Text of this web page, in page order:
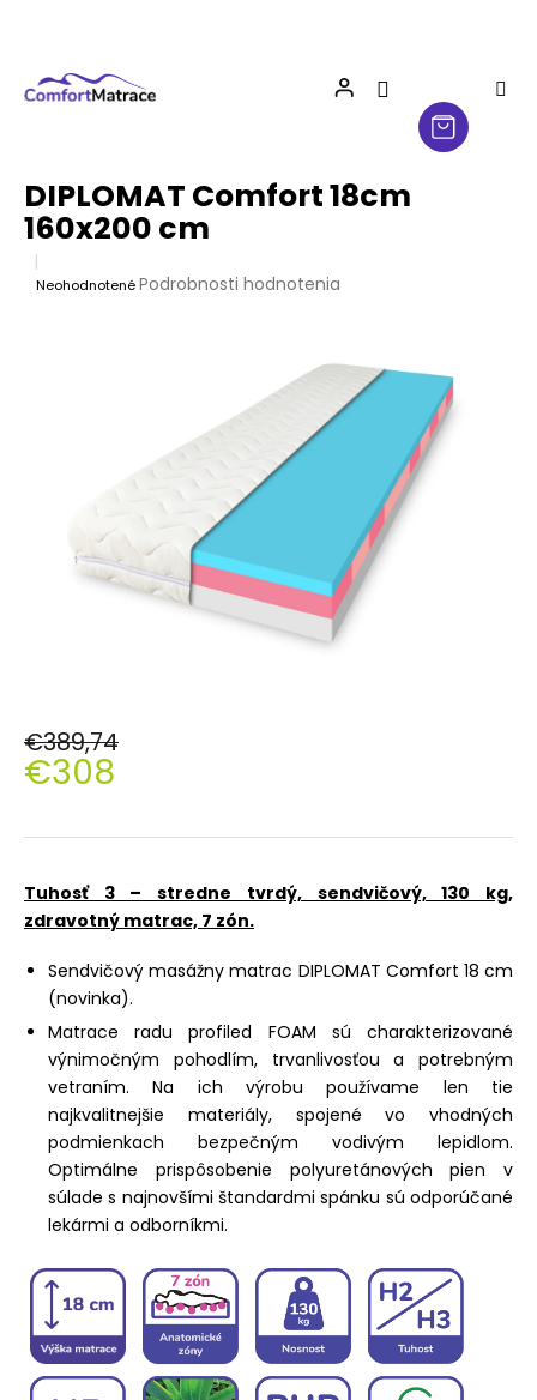
DIPLOMAT Comfort 18cm
160x200 cm
Priemerné
NeohodnotenéPodrobnosti hodnotenia
€389,74
€308
cena:
Tuhosť 3 – stredne tvrdý, sendvičový, 130 kg,
zdravotný matrac, 7 zón.
Sendvičový masážny matrac DIPLOMAT Comfort 18 cm
(novinka).
Matrace radu profiled FOAM sú charakterizované
výnimočným pohodlím, trvanlivosťou a potrebným
vetraním. Na ich výrobu používame len tie
najkvalitnejšie materiály, spojené vo vhodných
podmienkach bezpečným vodivým lepidlom.
Optimálne prispôsobenie polyuretánových pien v
súlade s najnovšími štandardmi spánku sú odporúčané
lekármi a odborníkmi.